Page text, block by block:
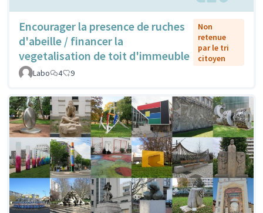
Encourager la presence de ruches
d'abeille / financer la
vegetalisation de toit d'immeuble
Non
retenue
par le tri
citoyen
Labo
4 9